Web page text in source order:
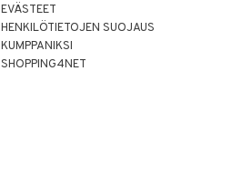
EVÄSTEET
HENKILÖTIETOJEN SUOJAUS
KUMPPANIKSI
SHOPPING4NET